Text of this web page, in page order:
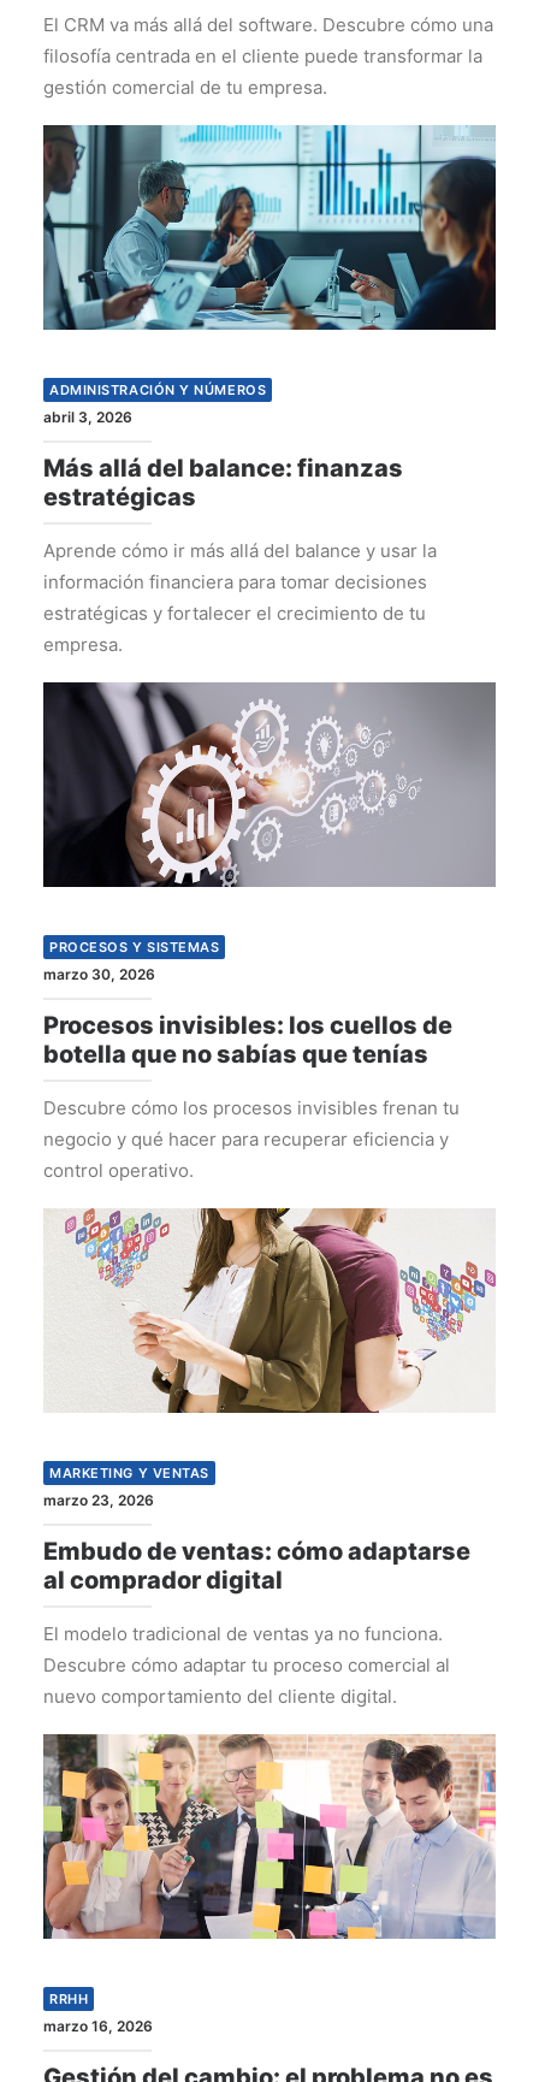
El CRM va más allá del software. Descubre cómo una
filosofía centrada en el cliente puede transformar la
gestión comercial de tu empresa.
ADMINISTRACIÓN Y NÚMEROS
abril 3, 2026
Más allá del balance: finanzas
estratégicas
Aprende cómo ir más allá del balance y usar la
información financiera para tomar decisiones
estratégicas y fortalecer el crecimiento de tu
empresa.
PROCESOS Y SISTEMAS
marzo 30, 2026
Procesos invisibles: los cuellos de
botella que no sabías que tenías
Descubre cómo los procesos invisibles frenan tu
negocio y qué hacer para recuperar eficiencia y
control operativo.
MARKETING Y VENTAS
marzo 23, 2026
Embudo de ventas: cómo adaptarse
al comprador digital
El modelo tradicional de ventas ya no funciona.
Descubre cómo adaptar tu proceso comercial al
nuevo comportamiento del cliente digital.
RRHH
marzo 16, 2026